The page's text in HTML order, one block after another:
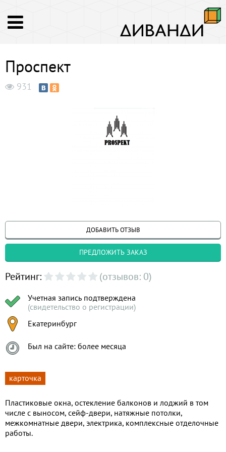
Проспект
931
ДОБАВИТЬ ОТЗЫВ
ПРЕДЛОЖИТЬ ЗАКАЗ
Рейтинг: (отзывов: 0)
Учетная запись подтверждена
(свидетельство о регистрации)
Екатеринбург
Был на сайте: более месяца
карточка
Пластиковые окна, остекление балконов и лоджий в том
числе с выносом, сейф-двери, натяжные потолки,
межкомнатные двери, электрика, комплексные отделочные
работы.